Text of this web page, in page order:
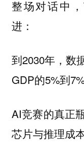
整场对话中
进：
到2030年，数
GDP的5%到
AI竞赛的真正
芯片与推理成